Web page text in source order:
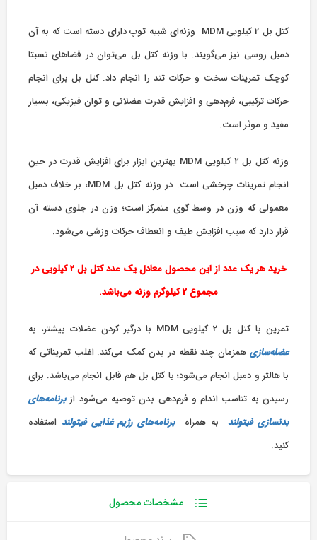
کتل بل 2 کیلویی MDM وزنه‌ای شبیه توپ دارای دسته است که به آن
دمبل روسی نیز می‌گویند. با وزنه کتل بل می‌توان در فضاهای نسبتا
کوچک تمرینات سخت و حرکات تند را انجام داد. کتل بل برای انجام
حرکات ترکیبی، فرم‌دهی و افزایش قدرت عضلانی و توان فیزیکی، بسیار
مفید و موثر است.
وزنه کتل بل ۲ کیلویی MDM بهترین ابزار برای افزایش قدرت در حین
انجام تمرینات چرخشی است. در وزنه کتل بل MDM، بر خلاف دمبل
معمولی که وزن در وسط گوی متمرکز است؛ وزن در جلوی دسته آن
قرار دارد که سبب افزایش طیف و انعطاف حرکات وزشی می‌شود.
خرید هر یک عدد از این محصول معادل یک عدد کتل بل 2 کیلویی در
مجموع 2 کیلوگرم وزنه می‌باشد.
تمرین با کتل بل 2 کیلویی MDM با درگیر کردن عضلات بیشتر، به
عضله‌سازی همزمان چند نقطه در بدن کمک می‌کند. اغلب تمریناتی که
با هالتر و دمبل انجام می‌شود؛ با کتل بل هم قابل انجام می‌باشد. برای
رسیدن به تناسب اندام و فرم‌دهی بدن توصیه می‌شود ازبرنامه‌های
بدنسازی فیتولندبه همراهبرنامه‌های رژیم غذایی فیتولند استفاده
کنید.
مشخصات محصول